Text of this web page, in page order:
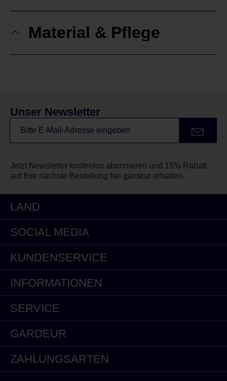
Material & Pflege
Unser Newsletter
Jetzt Newsletter kostenlos abonnieren und 15% Rabatt
auf Ihre nächste Bestellung bei gardeur erhalten.
LAND
SOCIAL MEDIA
KUNDENSERVICE
INFORMATIONEN
SERVICE
GARDEUR
ZAHLUNGSARTEN